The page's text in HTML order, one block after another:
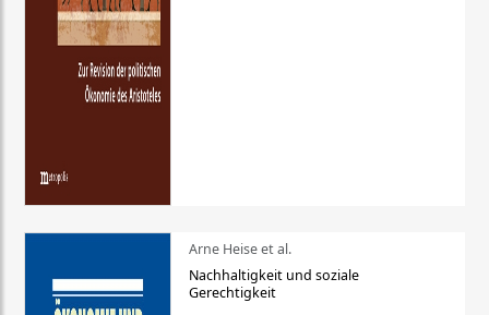
Arne Heise et al.
Nachhaltigkeit und soziale
Gerechtigkeit